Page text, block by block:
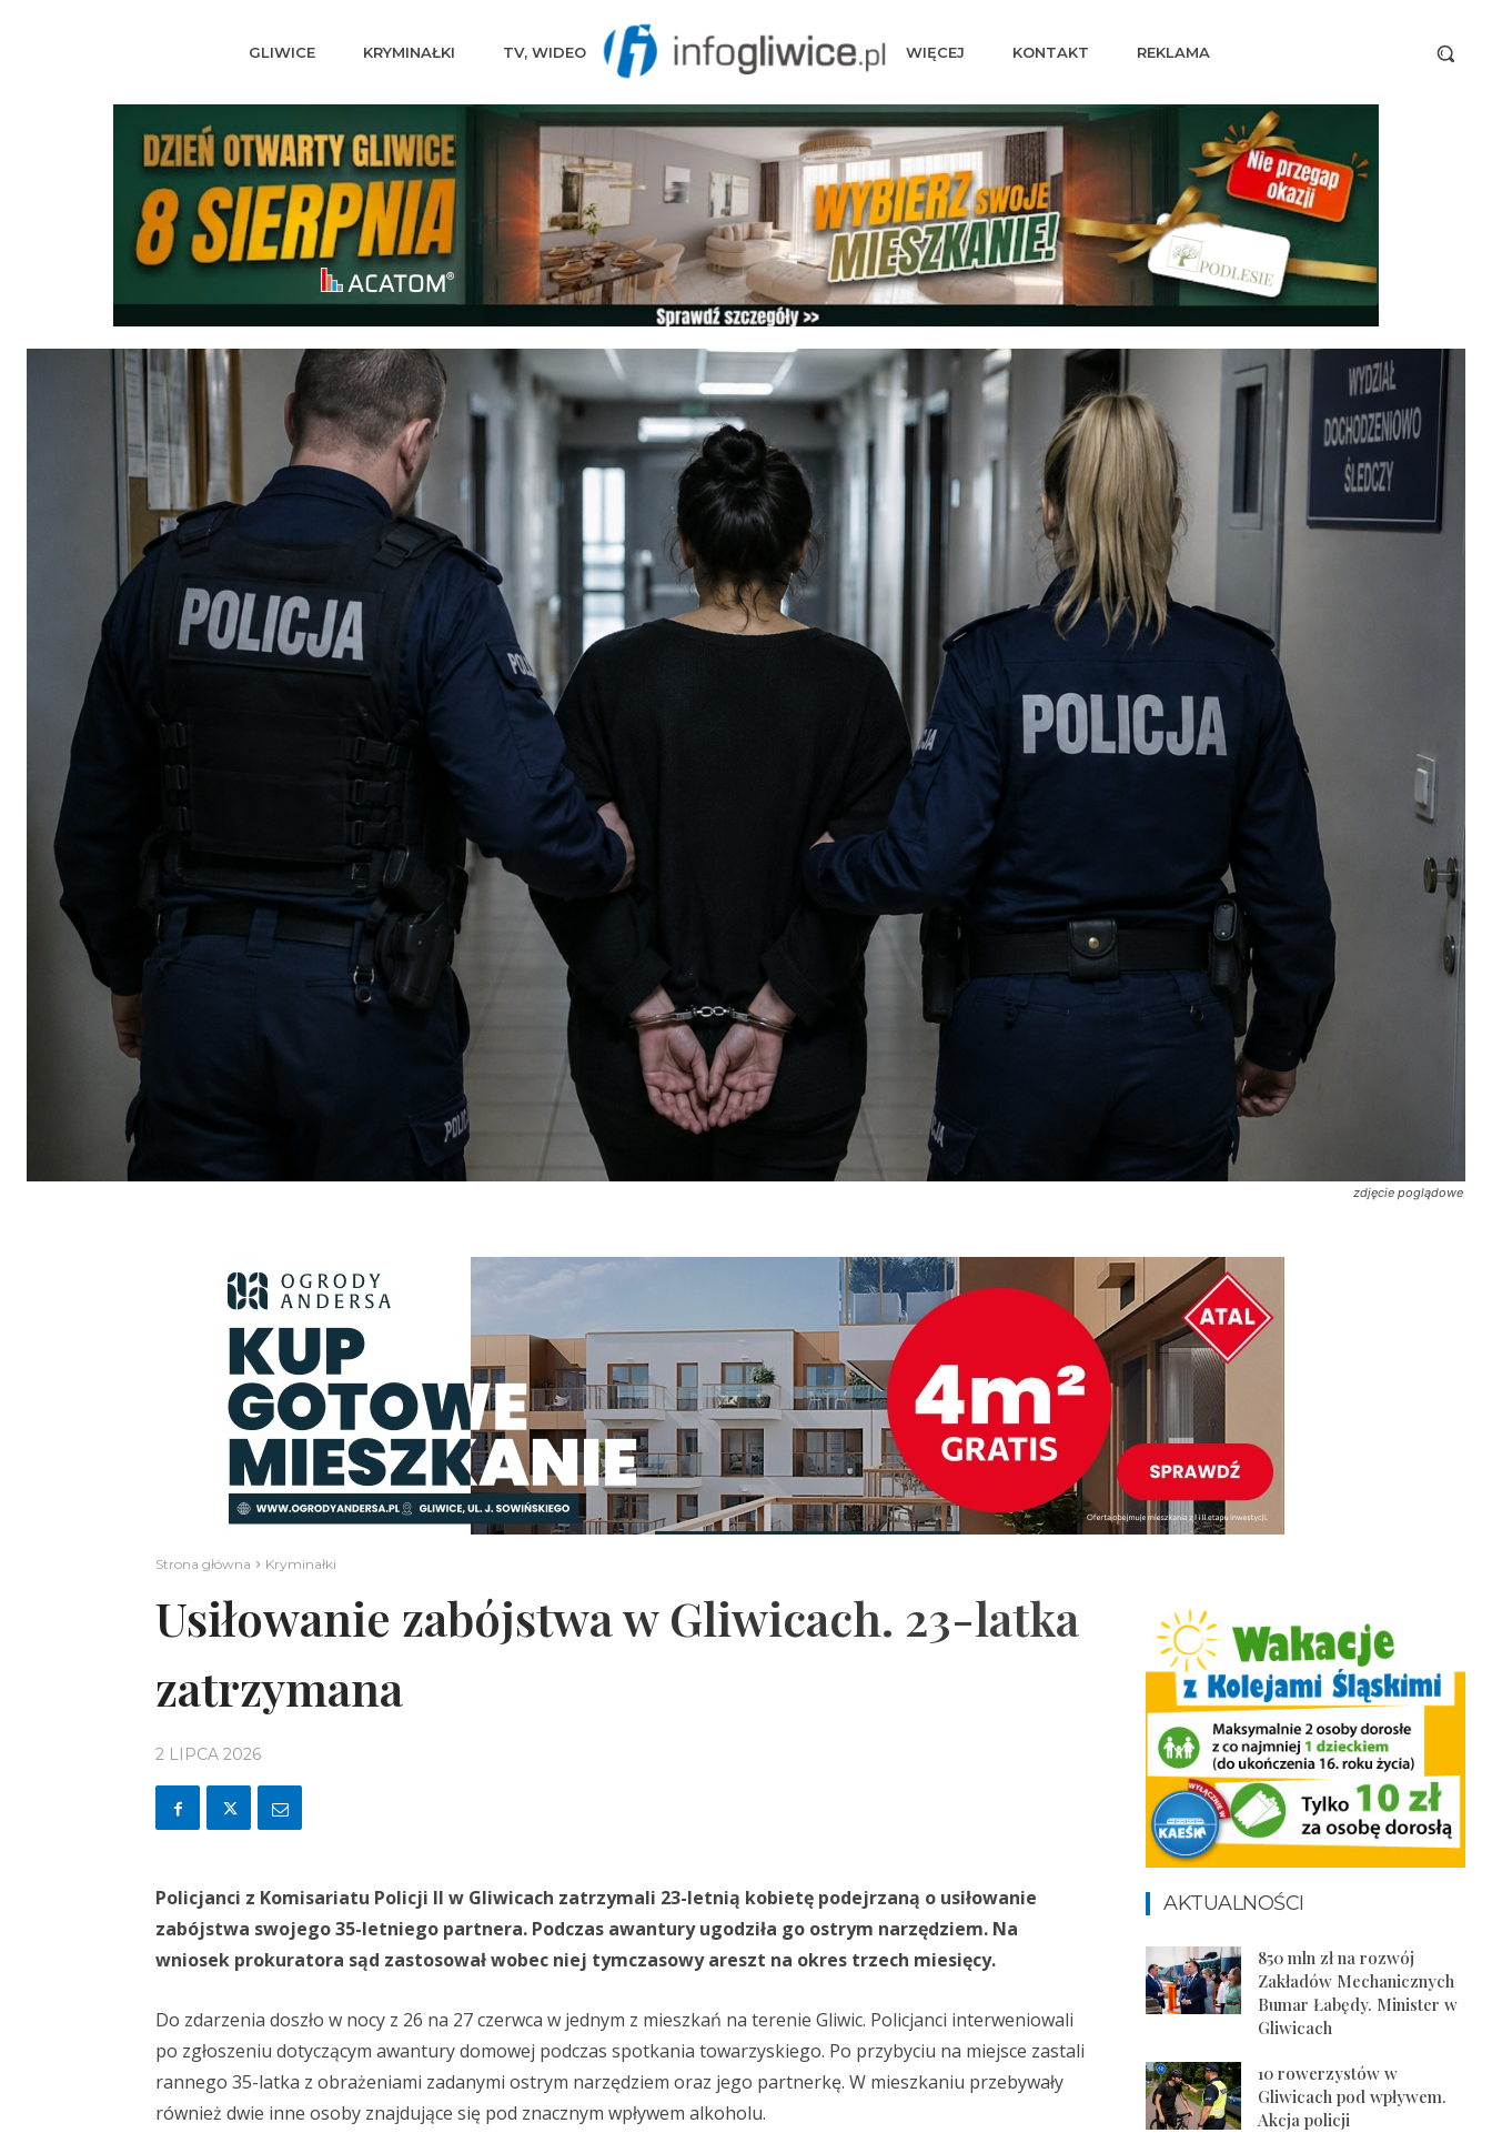
GLIWICE KRYMINAŁKI TV, WIDEO WIĘCEJ KONTAKT REKLAMA
zdjęcie poglądowe
Strona główna Kryminałki
Usiłowanie zabójstwa w Gliwicach. 23-latka
zatrzymana
2 LIPCA 2026
Policjanci z Komisariatu Policji II w Gliwicach zatrzymali 23-letnią kobietę podejrzaną o usiłowanie
zabójstwa swojego 35-letniego partnera. Podczas awantury ugodziła go ostrym narzędziem. Na
wniosek prokuratora sąd zastosował wobec niej tymczasowy areszt na okres trzech miesięcy.
Do zdarzenia doszło w nocy z 26 na 27 czerwca w jednym z mieszkań na terenie Gliwic. Policjanci interweniowali
po zgłoszeniu dotyczącym awantury domowej podczas spotkania towarzyskiego. Po przybyciu na miejsce zastali
rannego 35-latka z obrażeniami zadanymi ostrym narzędziem oraz jego partnerkę. W mieszkaniu przebywały
również dwie inne osoby znajdujące się pod znacznym wpływem alkoholu.
AKTUALNOŚCI
850 mln zł na rozwój
Zakładów Mechanicznych
Bumar Łabędy. Minister w
Gliwicach
10 rowerzystów w
Gliwicach pod wpływem.
Akcja policji